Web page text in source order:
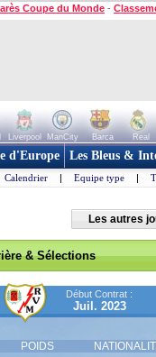
Coupe du Monde -
Liverpool ManCity Barca Real
d'Europe Les Bleus &
Calendrier | Equipe type |
Les autres
& Sélections
Début Contrat :
Juil. 2023
POIDS